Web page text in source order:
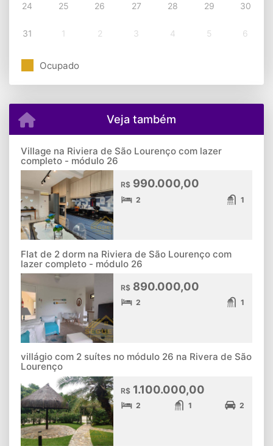
24 25 26 27 28 29 30
31 1 2 3 4 5 6
Ocupado
Veja também
Village na Riviera de São Lourenço com lazer
completo - módulo 26
R$ 990.000,00
2 1
Flat de 2 dorm na Riviera de São Lourenço com
lazer completo - módulo 26
R$ 890.000,00
2 1
villágio com 2 suítes no módulo 26 na Rivera de São
Lourenço
R$ 1.100.000,00
2 1 2